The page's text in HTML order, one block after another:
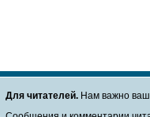
Для читателей. Нам важно